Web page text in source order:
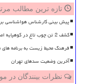
تازه ترین مطالب
پیش بینی کارشناس هواشناسی
کشف 2 تن چوب تاغ در کوهپایه اصفهان طی 24 ساعت اخیر 8 نفر دستگیر شدند
فرهنگ محیط زیست به برنامه های
آخرین وضعیت سدهای تهران
نظرات بینندگان در